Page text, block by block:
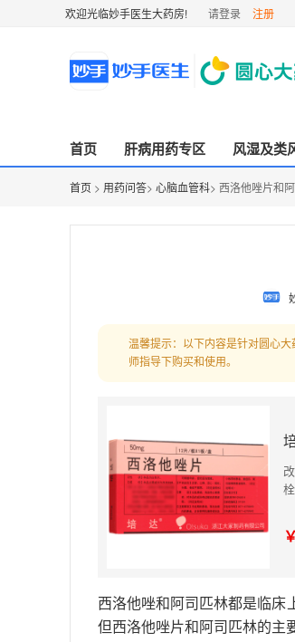
欢迎光临妙手医生大药房! 请登录 注册
首页 肝病用药专区 风湿及类
首页 > 用药问答> 心脑血管科> 西洛他唑片和
温馨提示：以下内容是针对圆心
师指导下购买和使用。
西洛他唑和阿司匹林都是临床
但西洛他唑片和阿司匹林的主